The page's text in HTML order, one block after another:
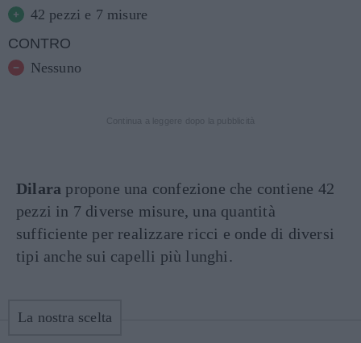
42 pezzi e 7 misure
CONTRO
Nessuno
Dilara propone una confezione che contiene 42
pezzi in 7 diverse misure, una quantità
sufficiente per realizzare ricci e onde di diversi
tipi anche sui capelli più lunghi.
La nostra scelta